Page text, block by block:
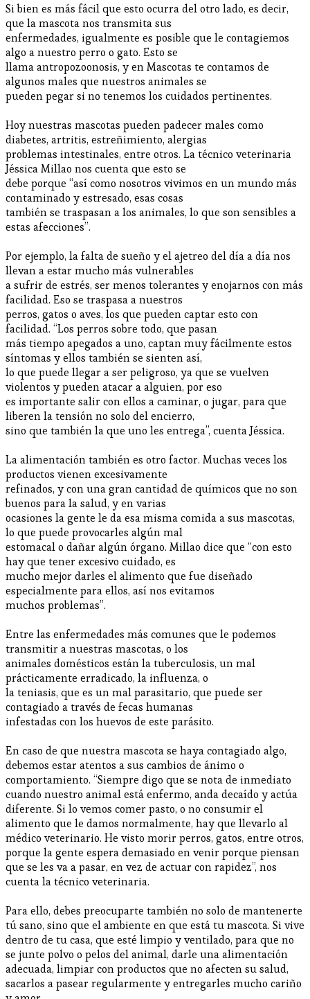
Si bien es más fácil que esto ocurra del otro lado, es decir,
que la mascota nos transmita sus
enfermedades, igualmente es posible que le contagiemos
algo a nuestro perro o gato. Esto se
llama antropozoonosis, y en Mascotas te contamos de
algunos males que nuestros animales se
pueden pegar si no tenemos los cuidados pertinentes.
Hoy nuestras mascotas pueden padecer males como
diabetes, artritis, estreñimiento, alergias
problemas intestinales, entre otros. La técnico veterinaria
Jéssica Millao nos cuenta que esto se
debe porque “así como nosotros vivimos en un mundo más
contaminado y estresado, esas cosas
también se traspasan a los animales, lo que son sensibles a
estas afecciones”.
Por ejemplo, la falta de sueño y el ajetreo del día a día nos
llevan a estar mucho más vulnerables
a sufrir de estrés, ser menos tolerantes y enojarnos con más
facilidad. Eso se traspasa a nuestros
perros, gatos o aves, los que pueden captar esto con
facilidad. “Los perros sobre todo, que pasan
más tiempo apegados a uno, captan muy fácilmente estos
síntomas y ellos también se sienten así,
lo que puede llegar a ser peligroso, ya que se vuelven
violentos y pueden atacar a alguien, por eso
es importante salir con ellos a caminar, o jugar, para que
liberen la tensión no solo del encierro,
sino que también la que uno les entrega”, cuenta Jéssica.
La alimentación también es otro factor. Muchas veces los
productos vienen excesivamente
refinados, y con una gran cantidad de químicos que no son
buenos para la salud, y en varias
ocasiones la gente le da esa misma comida a sus mascotas,
lo que puede provocarles algún mal
estomacal o dañar algún órgano. Millao dice que “con esto
hay que tener excesivo cuidado, es
mucho mejor darles el alimento que fue diseñado
especialmente para ellos, así nos evitamos
muchos problemas”.
Entre las enfermedades más comunes que le podemos
transmitir a nuestras mascotas, o los
animales domésticos están la tuberculosis, un mal
prácticamente erradicado, la influenza, o
la teniasis, que es un mal parasitario, que puede ser
contagiado a través de fecas humanas
infestadas con los huevos de este parásito.
En caso de que nuestra mascota se haya contagiado algo,
debemos estar atentos a sus cambios de ánimo o
comportamiento. “Siempre digo que se nota de inmediato
cuando nuestro animal está enfermo, anda decaído y actúa
diferente. Si lo vemos comer pasto, o no consumir el
alimento que le damos normalmente, hay que llevarlo al
médico veterinario. He visto morir perros, gatos, entre otros,
porque la gente espera demasiado en venir porque piensan
que se les va a pasar, en vez de actuar con rapidez”, nos
cuenta la técnico veterinaria.
Para ello, debes preocuparte también no solo de mantenerte
tú sano, sino que el ambiente en que está tu mascota. Si vive
dentro de tu casa, que esté limpio y ventilado, para que no
se junte polvo o pelos del animal, darle una alimentación
adecuada, limpiar con productos que no afecten su salud,
sacarlos a pasear regularmente y entregarles mucho cariño